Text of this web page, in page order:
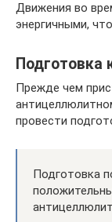
Движения во
энергичными,
Подготовка
Прежде чем
провести
Подготовка